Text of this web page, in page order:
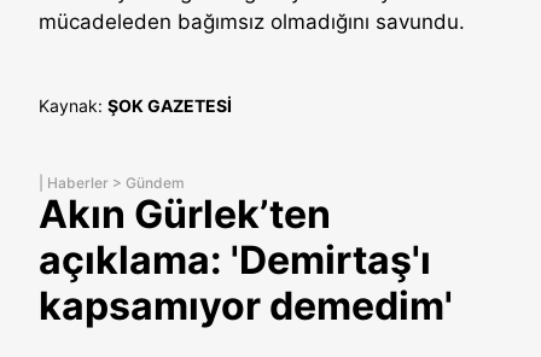
mücadeleden bağımsız olmadığını savundu.
Kaynak: ŞOK GAZETESİ
Haberler > Gündem
Akın Gürlek’ten
açıklama: 'Demirtaş'ı
kapsamıyor demedim'